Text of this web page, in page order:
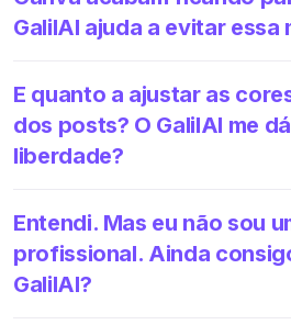
GalilAI ajuda a evitar essa
E quanto a ajustar as
dos posts? O GalilAI me
liberdade?
Entendi. Mas eu não sou
profissional. Ainda
GalilAI?